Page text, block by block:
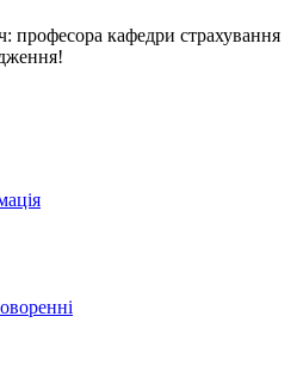
професора кафедри страхування